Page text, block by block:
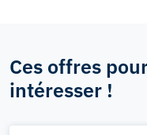
Ces offres
intéresser !